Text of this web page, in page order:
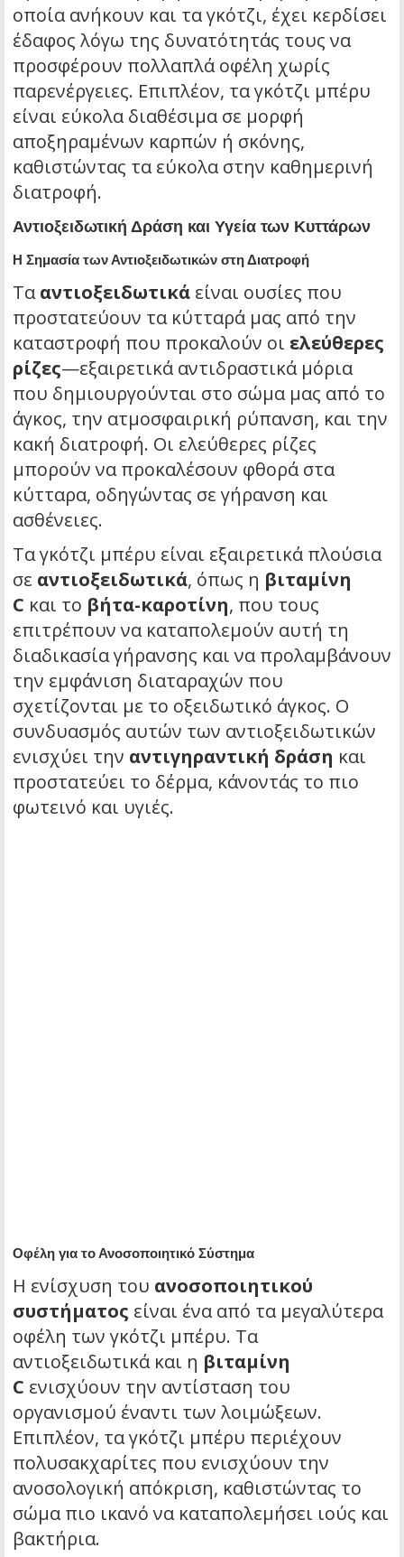
οποία ανήκουν και τα γκότζι, έχει κερδίσει
έδαφος λόγω της δυνατότητάς τους να
προσφέρουν πολλαπλά οφέλη χωρίς
παρενέργειες. Επιπλέον, τα γκότζι μπέρυ
είναι εύκολα διαθέσιμα σε μορφή
αποξηραμένων καρπών ή σκόνης,
καθιστώντας τα εύκολα στην καθημερινή
διατροφή.
Αντιοξειδωτική Δράση και Υγεία των Κυττάρων
H Σημασία των Αντιοξειδωτικών στη Διατροφή
Τα αντιοξειδωτικά είναι ουσίες που
προστατεύουν τα κύτταρά μας από την
καταστροφή που προκαλούν οι ελεύθερες
ρίζες—εξαιρετικά αντιδραστικά μόρια
που δημιουργούνται στο σώμα μας από το
άγκος, την ατμοσφαιρική ρύπανση, και την
κακή διατροφή. Οι ελεύθερες ρίζες
μπορούν να προκαλέσουν φθορά στα
κύτταρα, οδηγώντας σε γήρανση και
ασθένειες.
Τα γκότζι μπέρυ είναι εξαιρετικά πλούσια
σε αντιοξειδωτικά, όπως η βιταμίνη
C και το βήτα-καροτίνη, που τους
επιτρέπουν να καταπολεμούν αυτή τη
διαδικασία γήρανσης και να προλαμβάνουν
την εμφάνιση διαταραχών που
σχετίζονται με το οξειδωτικό άγκος. Ο
συνδυασμός αυτών των αντιοξειδωτικών
ενισχύει την αντιγηραντική δράση και
προστατεύει το δέρμα, κάνοντάς το πιο
φωτεινό και υγιές.
Οφέλη για το Ανοσοποιητικό Σύστημα
Η ενίσχυση του ανοσοποιητικού
συστήματος είναι ένα από τα μεγαλύτερα
οφέλη των γκότζι μπέρυ. Τα
αντιοξειδωτικά και η βιταμίνη
C ενισχύουν την αντίσταση του
οργανισμού έναντι των λοιμώξεων.
Επιπλέον, τα γκότζι μπέρυ περιέχουν
πολυσακχαρίτες που ενισχύουν την
ανοσολογική απόκριση, καθιστώντας το
σώμα πιο ικανό να καταπολεμήσει ιούς και
βακτήρια.